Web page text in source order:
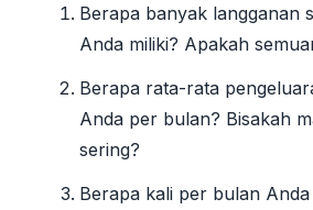
Berapa banyak langganan
Anda miliki? Apakah
Berapa rata-rata
Anda per bulan? Bisakah
sering?
Berapa kali per bulan